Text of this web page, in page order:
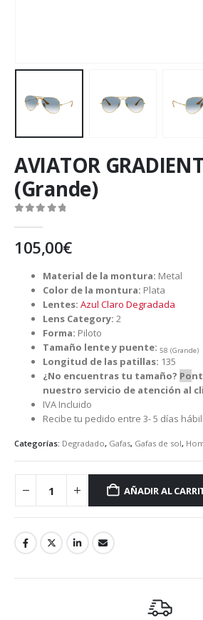
AVIATOR
(Grande)
105,00€
Material de la montura: Metal
Color de la montura: Plata
Lentes: Azul Claro Degradada
Lens Category: 2
Forma: Piloto
Tamaño lente y puente: 58 (Grande)
Longitud de las patillas: 135
¿No encuentras tu tamaño? Po
nuestro servicio de atención al
IVA Incluido
Recibe tu pedido entre 3- 5 días
Categorías: Degradado, Gafas, Gafas de sol,
AÑADIR AL